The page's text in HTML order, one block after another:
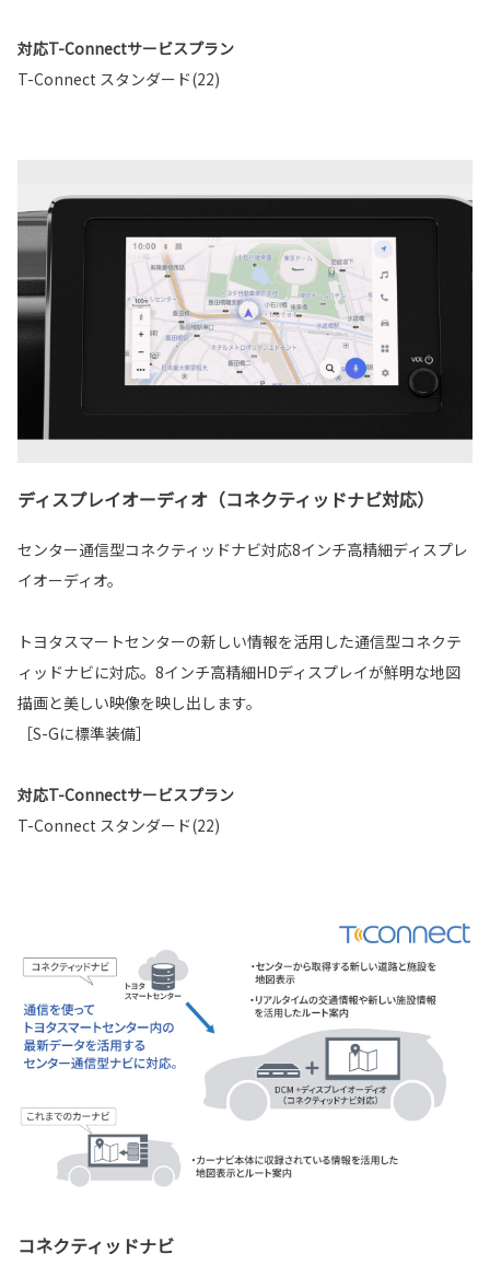
対応T-Connectサービスプラン
T-Connect スタンダード(22)
ディスプレイオーディオ（コネクティッドナビ対応）
センター通信型コネクティッドナビ対応8インチ高精細ディスプレ
イオーディオ。
トヨタスマートセンターの新しい情報を活用した通信型コネクテ
ィッドナビに対応。8インチ高精細HDディスプレイが鮮明な地図
描画と美しい映像を映し出します。
［S-Gに標準装備］
対応T-Connectサービスプラン
T-Connect スタンダード(22)
コネクティッドナビ